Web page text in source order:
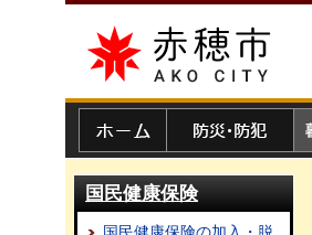
赤穂市
国民健康保険
国民健康保険の加入・脱